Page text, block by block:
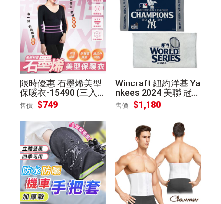
限時優惠 石墨烯美型
保暖衣-15490 (三入
組)
售價 $749
Wincraft 紐約洋基 Ya
nkees 2024 美聯 冠軍
紀念 雙面毛巾
售價 $1,180